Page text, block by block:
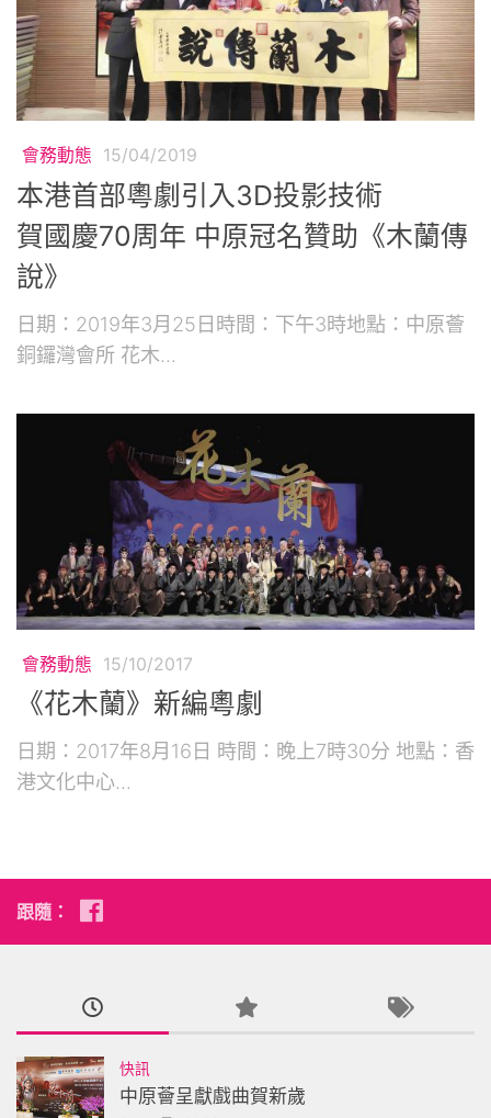
會務動態 15/04/2019
本港首部粵劇引入3D投影技術
賀國慶70周年 中原冠名贊助《木蘭傳
說》
日期：2019年3月25日時間：下午3時地點：中原薈
銅鑼灣會所 花木...
會務動態 15/10/2017
《花木蘭》新編粵劇
日期：2017年8月16日 時間：晚上7時30分 地點：香
港文化中心...
跟隨：
快訊
中原薈呈獻戲曲賀新歲